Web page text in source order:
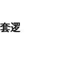
逻